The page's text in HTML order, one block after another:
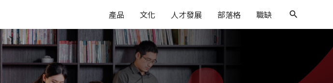
產品 文化 人才發展 部落格 職缺
搜
尋